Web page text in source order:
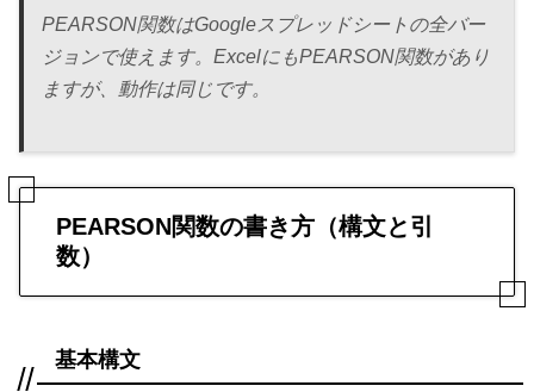
PEARSON関数はGoogleスプレッドシートの全バー
ジョンで使えます。ExcelにもPEARSON関数があり
ますが、動作は同じです。
PEARSON関数の書き方（構文と引
数）
基本構文